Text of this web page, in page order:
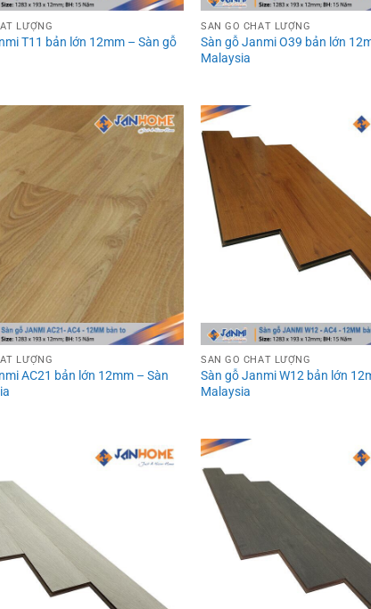
LƯỢNG
T11 bản lớn 12mm – Sàn gỗ
SÀN GỖ CHẤT LƯỢNG
Sàn gỗ Janmi O39 bản lớn
Malaysia
LƯỢNG
AC21 bản lớn 12mm – Sàn
SÀN GỖ CHẤT LƯỢNG
Sàn gỗ Janmi W12 bản lớn
Malaysia